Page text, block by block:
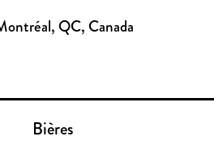
QC, Canada
Bières